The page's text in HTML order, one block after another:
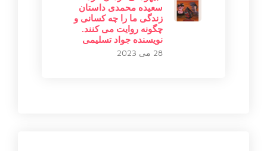
سعیده محمدی داستان
زندگی ما را چه کسانی و
چگونه روایت می کنند.
نویسنده جواد تسلیمی
28 می 2023